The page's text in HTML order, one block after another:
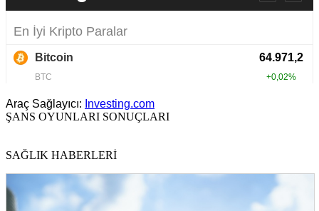
Araç Sağlayıcı: Investing.com
ŞANS OYUNLARI SONUÇLARI
SAĞLIK HABERLERİ